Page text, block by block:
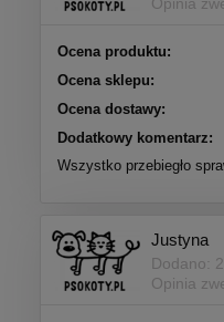
Ocena produktu:
Ocena sklepu:
Ocena dostawy:
Dodatkowy komentarz:
Wszystko przebiegło
Justyna
Dodano:
Opinia